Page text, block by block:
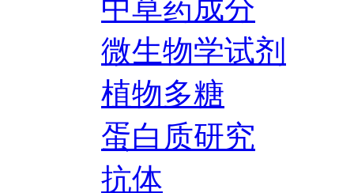
中草药成分
微生物学试剂
植物多糖
蛋白质研究
抗体